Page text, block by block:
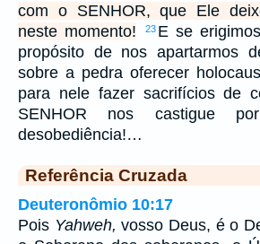
com o SENHOR, que Ele
neste momento!
23 E se
propósito de nos apartarmos
sobre a pedra oferecer
para nele fazer sacrifícios de
SENHOR nos castigue
desobediência!…
Referência Cruzada
Deuteronômio 10:17
Pois Yahweh, vosso Deus, é o